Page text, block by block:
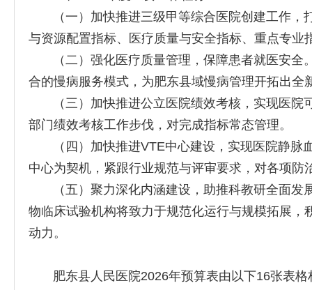
（一）加快推进三级甲等综合医院创建工作，
与资源配置指标、医疗质量与安全指标、重点专
（二）强化医疗质量管理，保障患者就医安全。
合的慢病服务模式，为肥东县域慢病管理开拓出
（三）加快推进公立医院绩效考核，实现医院
部门绩效考核工作步伐，对完成指标常态管理。
（四）加快推进VTE中心建设，实现医院静脉
中心为契机，紧跟行业规范与评审要求，对各项防
（五）聚力深化内涵建设，助推科教研全面发
物临床试验机构将致力于规范化运行与规模拓展
动力。
肥东县人民医院2026年预算表由以下16张表格